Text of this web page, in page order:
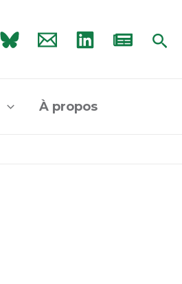
À propos